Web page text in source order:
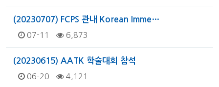
(20230707) FCPS 관내 Korean Imme…
07-11 6,873
(20230615) AATK 학술대회 참석
06-20 4,121